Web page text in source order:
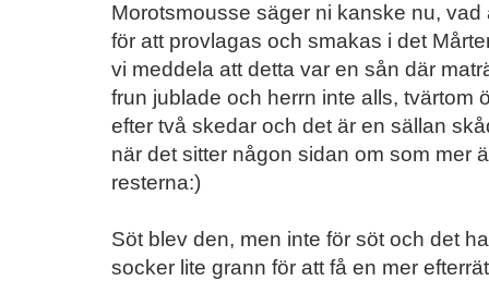
Morotsmousse säger ni kanske nu,
för att provlagas och smakas i det
vi meddela att detta var en sån där
frun jublade och herrn inte alls, tvärtom
efter två skedar och det är en sällan
när det sitter någon sidan om som mer
resterna:)
Söt blev den, men inte för söt och det
socker lite grann för att få en mer